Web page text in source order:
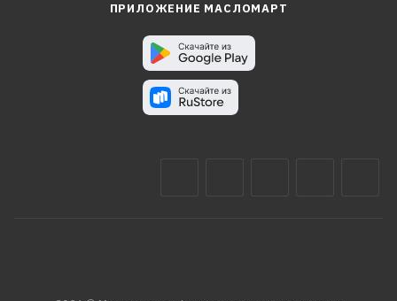
ПРИЛОЖЕНИЕ МАСЛОМАРТ